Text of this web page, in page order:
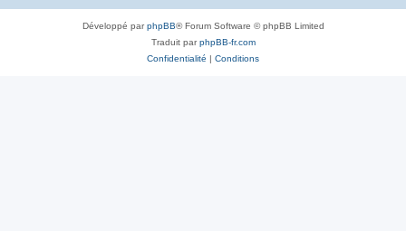
Développé parphpBB® Forum Software © phpBB Limited
Traduit parphpBB-fr.com
Confidentialité | Conditions